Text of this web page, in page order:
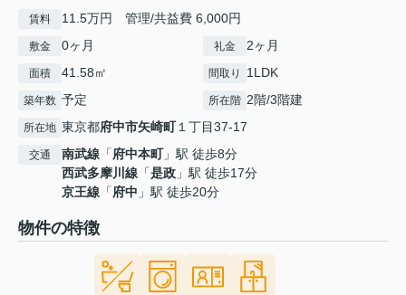
賃料 11.5万円 管理/共益費 6,000円
敷金 0ヶ月 礼金 2ヶ月
面積 41.58㎡ 間取り 1LDK
築年数 予定 所在階 2階/3階建
所在地 東京都府中市矢崎町１丁目37-17
交通 南武線 「府中本町」駅 徒歩8分
西武多摩川線 「是政 」駅 徒歩17分
京王線 「府中 」駅 徒歩20分
物件の特徴